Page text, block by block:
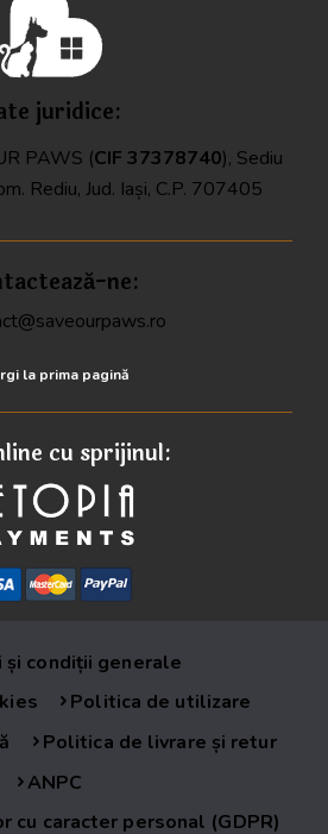
juridice:
PAWS (CIF 37378740), Sediu
Rediu, Jud. Iași, C.P. 707405
ne:
la prima pagină
cu sprijinul:
și condiții generale
Politica de utilizare
Politica de livrare și retur
ANPC
cu caracter personal (GDPR)